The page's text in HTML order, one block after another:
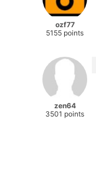
ozf77
5155 points
zen64
3501 points